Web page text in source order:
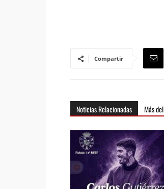
Compartir
Noticias Relacionadas Más